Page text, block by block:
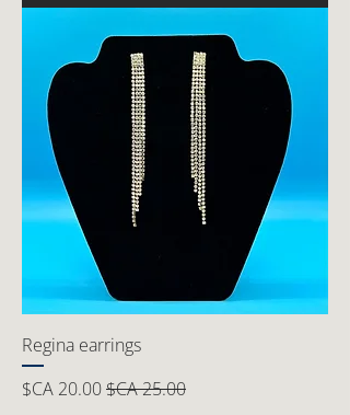
Regina earrings
سعر عادي سعر البيع